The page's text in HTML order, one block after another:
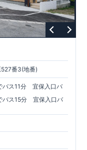
番3(地番)
バス11分 宜保入口バ
バス15分 宜保入口バ